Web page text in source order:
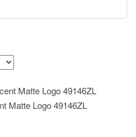
Matte Logo 49146ZL